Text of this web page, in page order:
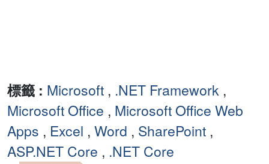
標籤 : Microsoft , .NET Framework ,
Microsoft Office , Microsoft Office Web
Apps , Excel , Word , SharePoint ,
ASP.NET Core , .NET Core